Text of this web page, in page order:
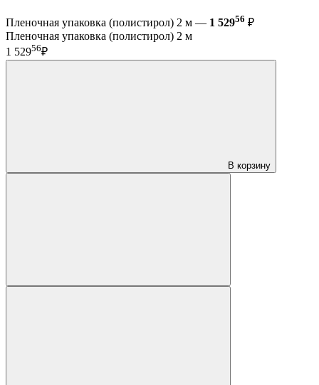
Пленочная упаковка (полистирол) 2 м — 1 52956 ₽
Пленочная упаковка (полистирол) 2 м
1 52956₽
В корзину